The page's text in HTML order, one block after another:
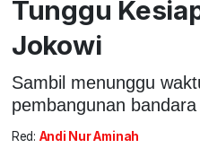
Tunggu
Jokowi
Sambil menunggu
pembangunan
Red: Andi Nur Aminah